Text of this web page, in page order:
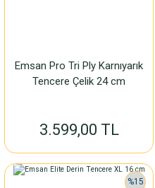
Emsan Pro Tri Ply Karnıyarık
Tencere Çelik 24 cm
3.599,00 TL
%15